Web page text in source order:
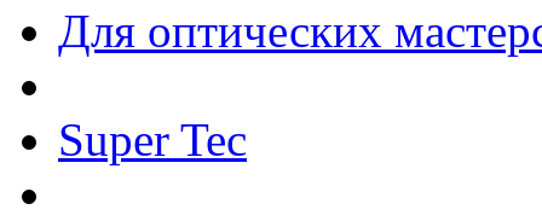
Для оптических
Super Tec